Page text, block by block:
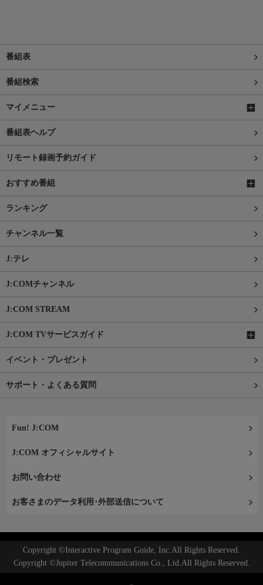
番組表
番組検索
マイメニュー
番組表ヘルプ
リモート録画予約ガイド
おすすめ番組
ランキング
チャンネル一覧
J:テレ
J:COMチャンネル
J:COM STREAM
J:COM TVサービスガイド
イベント・プレゼント
サポート・よくある質問
Fun! J:COM
J:COM オフィシャルサイト
お問い合わせ
お客さまのデータ利用･外部送信について
Copyright ©Interactive Program Guide, Inc.All Rights Reserved.
Copyright ©Jupiter Telecommunications Co., Ltd.All Rights Reserved.